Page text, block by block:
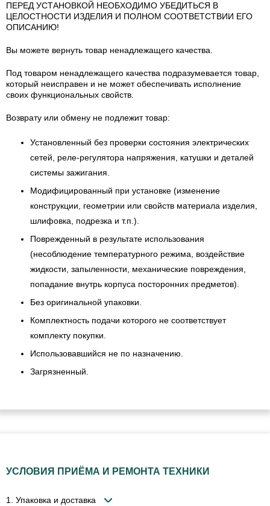
ПЕРЕД УСТАНОВКОЙ НЕОБХОДИМО УБЕДИТЬСЯ В
ЦЕЛОСТНОСТИ ИЗДЕЛИЯ И ПОЛНОМ СООТВЕТСТВИИ ЕГО
ОПИСАНИЮ!
Вы можете вернуть товар ненадлежащего качества.
Под товаром ненадлежащего качества подразумевается товар,
который неисправен и не может обеспечивать исполнение
своих функциональных свойств.
Возврату или обмену не подлежит товар:
Установленный без проверки состояния электрических
сетей, реле-регулятора напряжения, катушки и деталей
системы зажигания.
Модифицированный при установке (изменение
конструкции, геометрии или свойств материала изделия,
шлифовка, подрезка и т.п.).
Поврежденный в результате использования
(несоблюдение температурного режима, воздействие
жидкости, запыленности, механические повреждения,
попадание внутрь корпуса посторонних предметов).
Без оригинальной упаковки.
Комплектность подачи которого не соответствует
комплекту покупки.
Использовавшийся не по назначению.
Загрязненный.
УСЛОВИЯ ПРИЁМА И РЕМОНТА ТЕХНИКИ
1. Упаковка и доставка